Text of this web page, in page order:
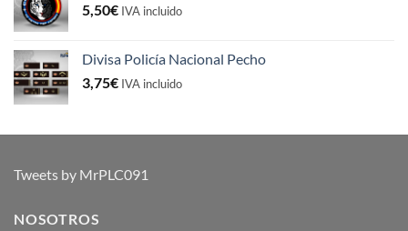
5,50€ IVA incluido
Divisa Policía Nacional Pecho
3,75€ IVA incluido
Tweets by MrPLC091
NOSOTROS